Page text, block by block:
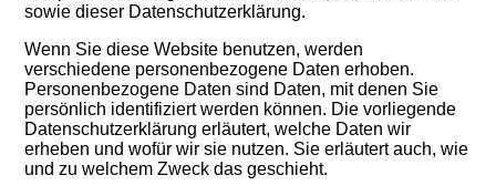
sowie dieser Datenschutzerklärung.
Wenn Sie diese Website benutzen, werden
verschiedene personenbezogene Daten erhoben.
Personenbezogene Daten sind Daten, mit denen Sie
persönlich identifiziert werden können. Die vorliegende
Datenschutzerklärung erläutert, welche Daten wir
erheben und wofür wir sie nutzen. Sie erläutert auch, wie
und zu welchem Zweck das geschieht.